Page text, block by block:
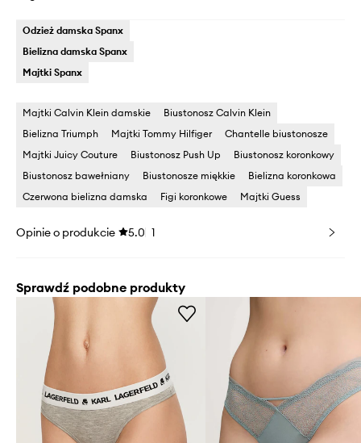
Odzież damska Spanx
Bielizna damska Spanx
Majtki Spanx
Majtki Calvin Klein damskie
Biustonosz Calvin Klein
Bielizna Triumph
Majtki Tommy Hilfiger
Chantelle biustonosze
Majtki Juicy Couture
Biustonosz Push Up
Biustonosz koronkowy
Biustonosz bawełniany
Biustonosze miękkie
Bielizna koronkowa
Czerwona bielizna damska
Figi koronkowe Majtki Guess
Opinie o produkcie 5.0 1
Sprawdź podobne produkty